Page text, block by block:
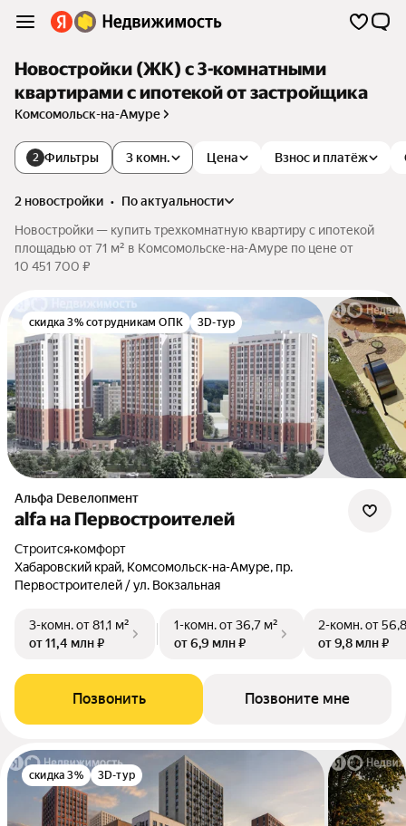
Новостройки (ЖК) с 3-комнатными
квартирами с ипотекой от застройщика
Комсомольск-на-Амуре
2 Фильтры Цена Взнос и платёж
3 комн.
2 новостройки •
по актуальности
Новостройки — купить трехкомнатную квартиру с ипотекой
площадью от 71 м² в Комсомольске-на-Амуре по цене от
10 451 700 ₽
скидка 3% сотрудникам ОПК 3D-тур
альфа Dевелопмент
alfa на Первостроителей
Строится•комфорт
Хабаровский край, Комсомольск-на-Амуре, пр.
Первостроителей / ул. Вокзальная
3-комн.от 81,1 м²
от 11,4 млн ₽
1-комн.от 36,7 м²
от 6,9 млн ₽
2-комн.от
от 9,8 млн ₽
Позвонить Позвоните мне
скидка 3% 3D-тур